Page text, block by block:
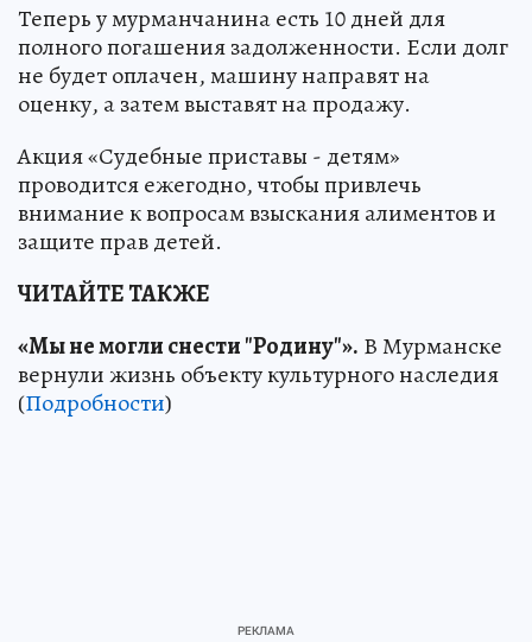
Теперь у мурманчанина есть 10 дней для
полного погашения задолженности. Если долг
не будет оплачен, машину направят на
оценку, а затем выставят на продажу.
Акция «Судебные приставы - детям»
проводится ежегодно, чтобы привлечь
внимание к вопросам взыскания алиментов и
защите прав детей.
ЧИТАЙТЕ ТАКЖЕ
«Мы не могли снести "Родину"». В Мурманске
вернули жизнь объекту культурного наследия
(Подробности)